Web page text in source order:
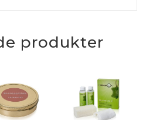
produkter